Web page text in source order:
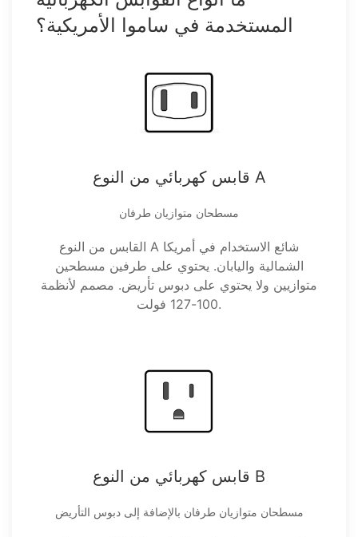
المستخدمة في ساموا الأمريكية؟
قابس كهربائي من النوع A
مسطحان متوازيان طرفان
القابس من النوع A شائع الاستخدام في أمريكا
الشمالية واليابان. يحتوي على طرفين مسطحين
متوازيين ولا يحتوي على دبوس تأريض. مصمم لأنظمة
100-127 فولت.
قابس كهربائي من النوع B
مسطحان متوازيان طرفان بالإضافة إلى دبوس التأريض